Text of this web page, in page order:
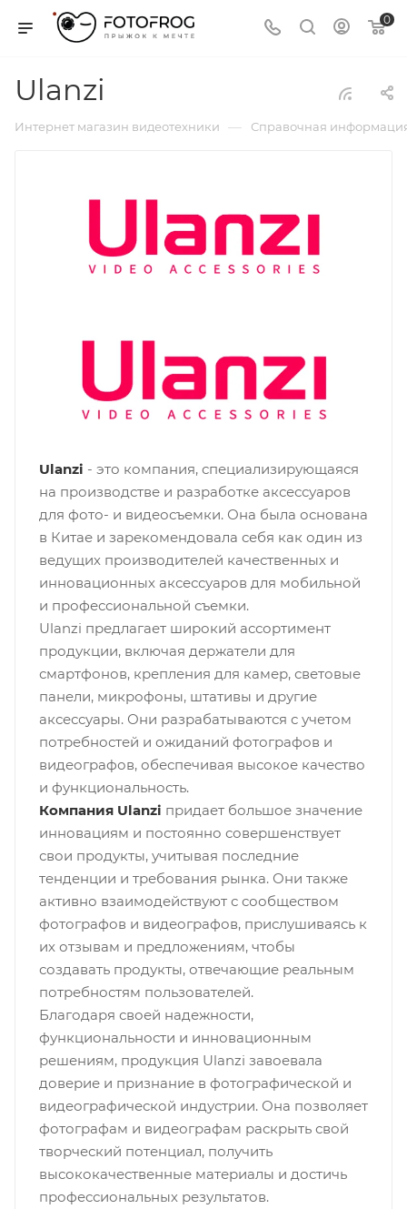
0
Ulanzi
Интернет магазин видеотехники — Справочная
Ulanzi - это компания, специализирующаяся
на производстве и разработке аксессуаров
для фото- и видеосъемки. Она была основана
в Китае и зарекомендовала себя как один из
ведущих производителей качественных и
инновационных аксессуаров для мобильной
и профессиональной съемки.
Ulanzi предлагает широкий ассортимент
продукции, включая держатели для
смартфонов, крепления для камер, световые
панели, микрофоны, штативы и другие
аксессуары. Они разрабатываются с учетом
потребностей и ожиданий фотографов и
видеографов, обеспечивая высокое качество
и функциональность.
Компания Ulanzi придает большое значение
инновациям и постоянно совершенствует
свои продукты, учитывая последние
тенденции и требования рынка. Они также
активно взаимодействуют с сообществом
фотографов и видеографов, прислушиваясь к
их отзывам и предложениям, чтобы
создавать продукты, отвечающие реальным
потребностям пользователей.
Благодаря своей надежности,
функциональности и инновационным
решениям, продукция Ulanzi завоевала
доверие и признание в фотографической и
видеографической индустрии. Она позволяет
фотографам и видеографам раскрыть свой
творческий потенциал, получить
высококачественные материалы и достичь
профессиональных результатов.